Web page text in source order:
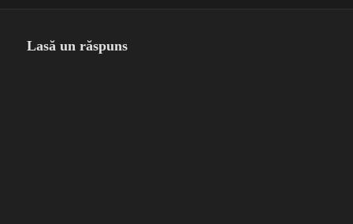
Lasă un răspuns